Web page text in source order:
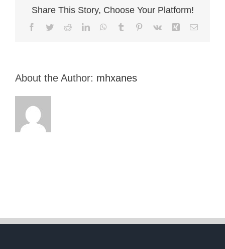
vestibulum
non.
Share This Story, Choose Your Platform!
Facebook
TwitterRedditLinkedInWhatsApp
Tumblr Pinterest
Vk Xing Email
About the Author: mhxanes